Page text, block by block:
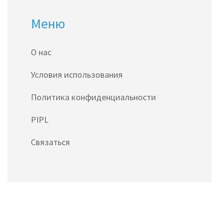
Меню
О нас
Условия использования
Политика конфиденциальности
PIPL
Связаться